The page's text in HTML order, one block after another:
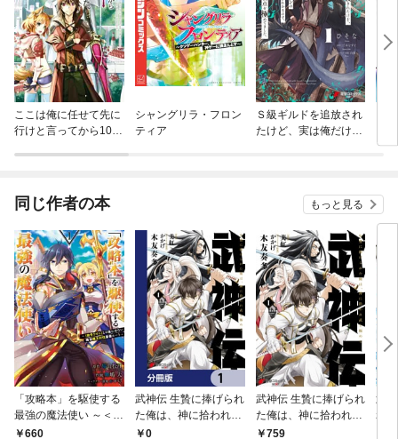
ここは俺に任せて先に
行けと言ってから10年
シャングリラ・フロン
ティア
Ｓ級ギルドを追放され
たけど、実は俺だけド
てました。
同じ作者の本 もっと見る
「攻略本」を駆使する
最強の魔法使い ～＜命
令させろ＞とは言わせ
660
武神伝 生贄に捧げられ
た俺は、神に拾われ武
を極める【分冊版】
0
武神伝 生贄に捧げられ
た俺は、神に拾われ武
を極める 1
759
武
れ